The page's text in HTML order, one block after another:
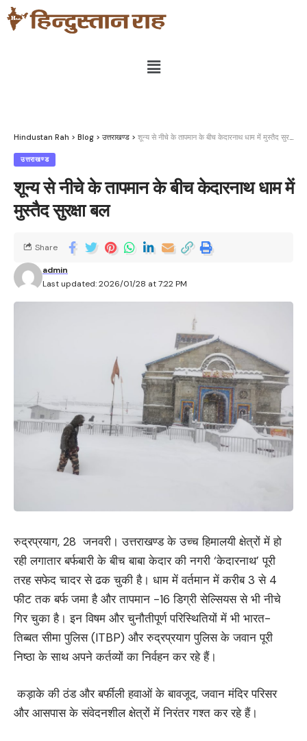
Hindustan Rah > Blog > उत्तराखण्ड > शून्य से नीचे के तापमान के बीच केदारनाथ धाम में मुस्तैद सुरक्षा बल
उत्तराखण्ड
शून्य से नीचे के तापमान के बीच केदारनाथ धाम में
मुस्तैद सुरक्षा बल
Last updated: 2026/01/28 at 7:22 PM
admin
Share
रुद्रप्रयाग, 28 जनवरी। उत्तराखण्ड के उच्च हिमालयी क्षेत्रों में हो
रही लगातार बर्फबारी के बीच बाबा केदार की नगरी ‘केदारनाथ’ पूरी
तरह सफेद चादर से ढक चुकी है। धाम में वर्तमान में करीब 3 से 4
फीट तक बर्फ जमा है और तापमान -16 डिग्री सेल्सियस से भी नीचे
गिर चुका है। इन विषम और चुनौतीपूर्ण परिस्थितियों में भी भारत-
तिब्बत सीमा पुलिस (ITBP) और रुद्रप्रयाग पुलिस के जवान पूरी
निष्ठा के साथ अपने कर्तव्यों का निर्वहन कर रहे हैं।
कड़ाके की ठंड और बर्फीली हवाओं के बावजूद, जवान मंदिर परिसर
और आसपास के संवेदनशील क्षेत्रों में निरंतर गश्त कर रहे हैं।